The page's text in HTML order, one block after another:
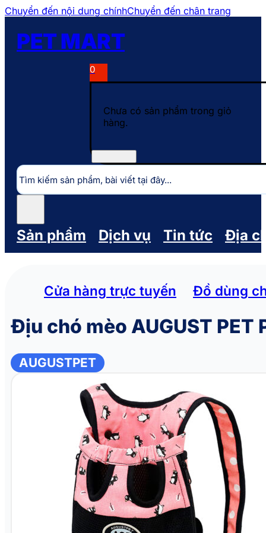
Chuyển đến nội dung chínhChuyển đến chân trang
PET MART
Tìm
kiếm
0
Chưa có sản phẩm trong giỏ
hàng.
Sản phẩm Dịch vụ Tin tức Địa
Cửa hàng trực tuyến Đồ dùng
Địu chó mèo AUGUST PET
AUGUSTPET